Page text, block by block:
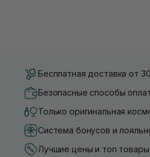
Бесплатная доставка от
Безопасные способы
Только оригинальная
Система бонусов и
Лучшие цены и топ товары